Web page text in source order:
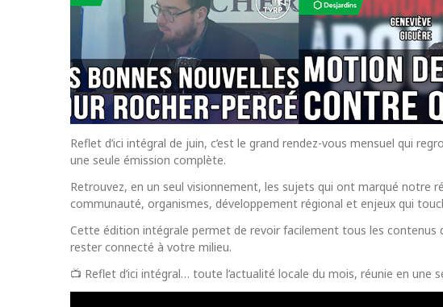
Reflet d’ici intégral de juin, c’est le grand rendez-vous mensuel qui
une seule émission complète.
Retrouvez, en un seul visionnement, les sujets qui ont marqué notre
communauté, organismes, développement régional et enjeux qui
Cette édition intégrale permet de revoir facilement tous les contenus
rester connecté à votre milieu.
📺 Reflet d’ici intégral… toute l’actualité locale du mois, réunie en une